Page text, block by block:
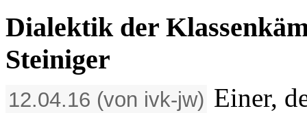
Dialektik der
Steiniger
12.04.16 (von ivk-jw) Einer,